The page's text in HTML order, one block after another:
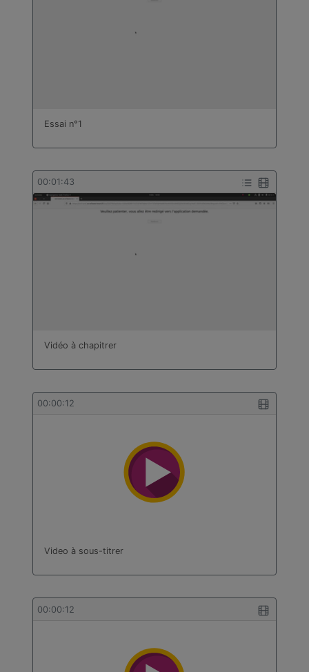
Essai n°1
00:01:43
Vidéo à chapitrer
00:00:12
Video à sous-titrer
00:00:12